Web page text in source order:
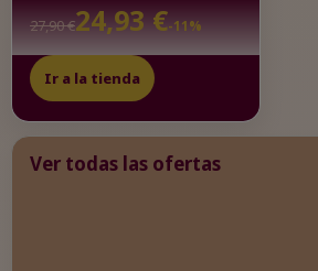
27,90 €24,93 €-11%
Ir a la tienda
Ver todas las ofertas